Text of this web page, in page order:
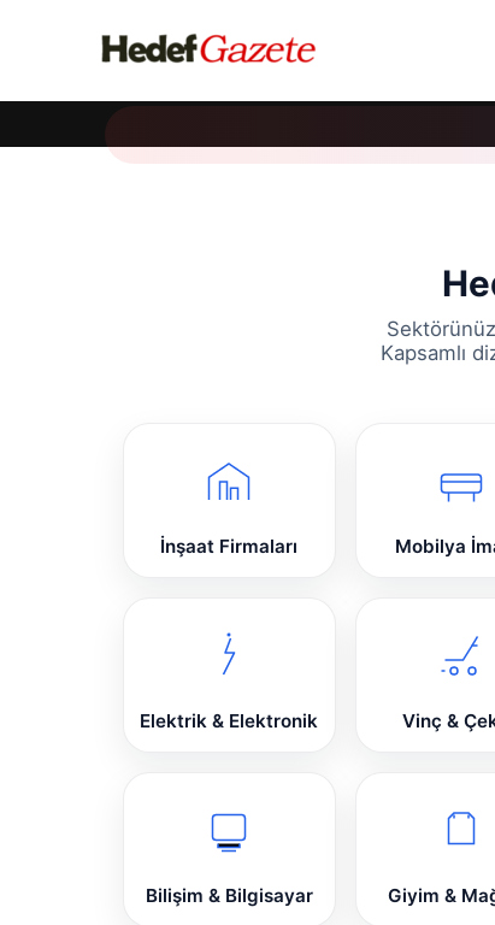
Kapsamlı
İnşaat Firmaları Mobilya
Elektrik & Elektronik Vinç &
Bilişim & Bilgisayar Giyim &